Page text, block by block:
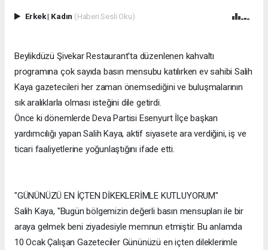
Erkek| Kadın (Haberi Sesli Oku)
Beylikdüzü Şivekar Restaurant'ta düzenlenen kahvaltı
programına çok sayıda basın mensubu katılırken ev sahibi Salih
Kaya gazetecileri her zaman önemsediğini ve buluşmalarının
sık aralıklarla olması isteğini dile getirdi.
Önce ki dönemlerde Deva Partisi Esenyurt İlçe başkan
yardımcılığı yapan Salih Kaya, aktif siyasete ara verdiğini, iş ve
ticari faaliyetlerine yoğunlaştığını ifade etti.
"GÜNÜNÜZÜ EN İÇTEN DİKEKLERİMLE KUTLUYORUM"
Salih Kaya, "Bugün bölgemizin değerli basın mensupları ile bir
araya gelmek beni ziyadesiyle memnun etmiştir. Bu anlamda
10 Ocak Çalışan Gazeteciler Gününüzü en içten dileklerimle